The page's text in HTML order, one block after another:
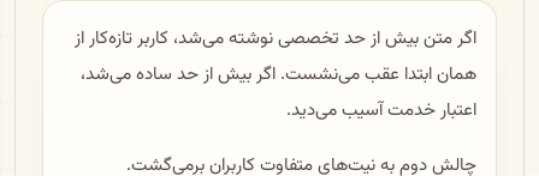
اگر متن بیش از حد تخصصی نوشته می‌شد، کاربر تازه‌کار از
همان ابتدا عقب می‌نشست. اگر بیش از حد ساده می‌شد،
اعتبار خدمت آسیب می‌دید.
چالش دوم به نیت‌های متفاوت کاربران برمی‌گشت.